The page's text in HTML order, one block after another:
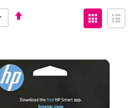
Fijar
Ver
como